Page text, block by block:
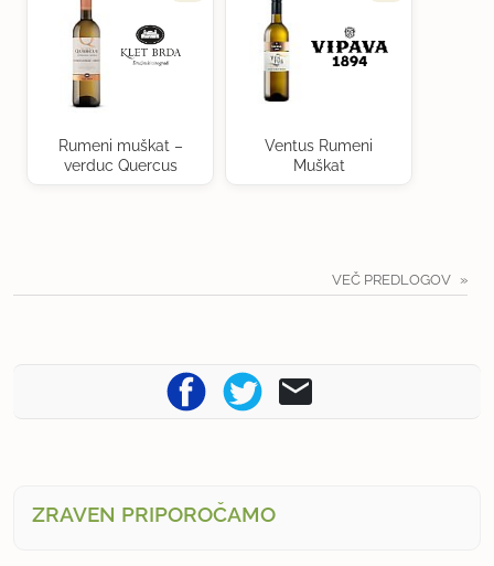
Rumeni muškat –
verduc Quercus
Ventus Rumeni
Muškat
VEČ PREDLOGOV
ZRAVEN PRIPOROČAMO